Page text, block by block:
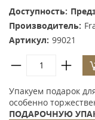
Доступность:
Производитель:
Артикул: 99021
Упакуем подарок
особенно
ПОДАРОЧНУЮ